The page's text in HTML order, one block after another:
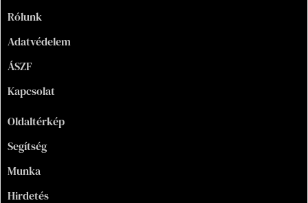
Rólunk
Adatvédelem
ÁSZF
Kapcsolat
Oldaltérkép
Segítség
Munka
Hirdetés